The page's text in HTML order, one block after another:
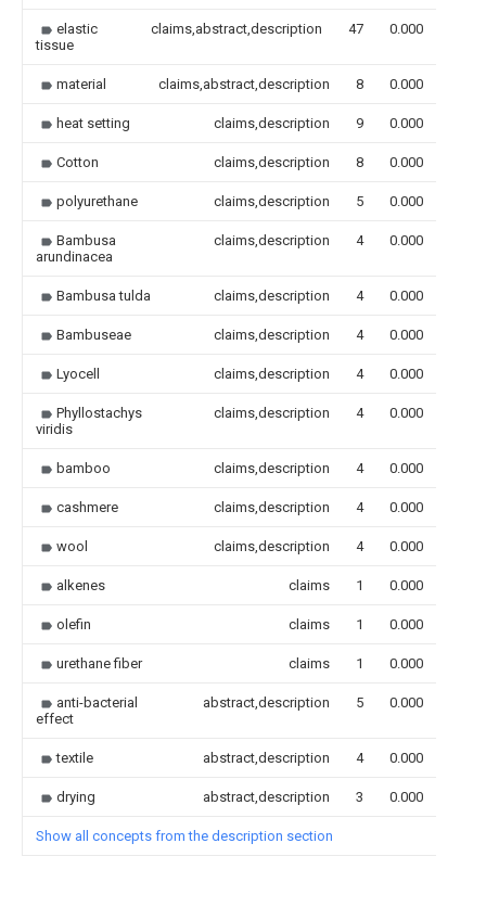
elastic
tissue
claims,abstract,description 47 0.000
material claims,abstract,description 8 0.000
heat setting claims,description 9 0.000
Cotton claims,description 8 0.000
polyurethane claims,description 5 0.000
Bambusa
arundinacea
claims,description 4 0.000
Bambusa tulda claims,description 4 0.000
Bambuseae claims,description 4 0.000
Lyocell claims,description 4 0.000
Phyllostachys
viridis
claims,description 4 0.000
bamboo claims,description 4 0.000
cashmere claims,description 4 0.000
wool claims,description 4 0.000
alkenes claims 1 0.000
olefin claims 1 0.000
urethane fiber claims 1 0.000
anti-bacterial
effect
abstract,description 5 0.000
textile abstract,description 4 0.000
drying abstract,description 3 0.000
Show all concepts from the description section